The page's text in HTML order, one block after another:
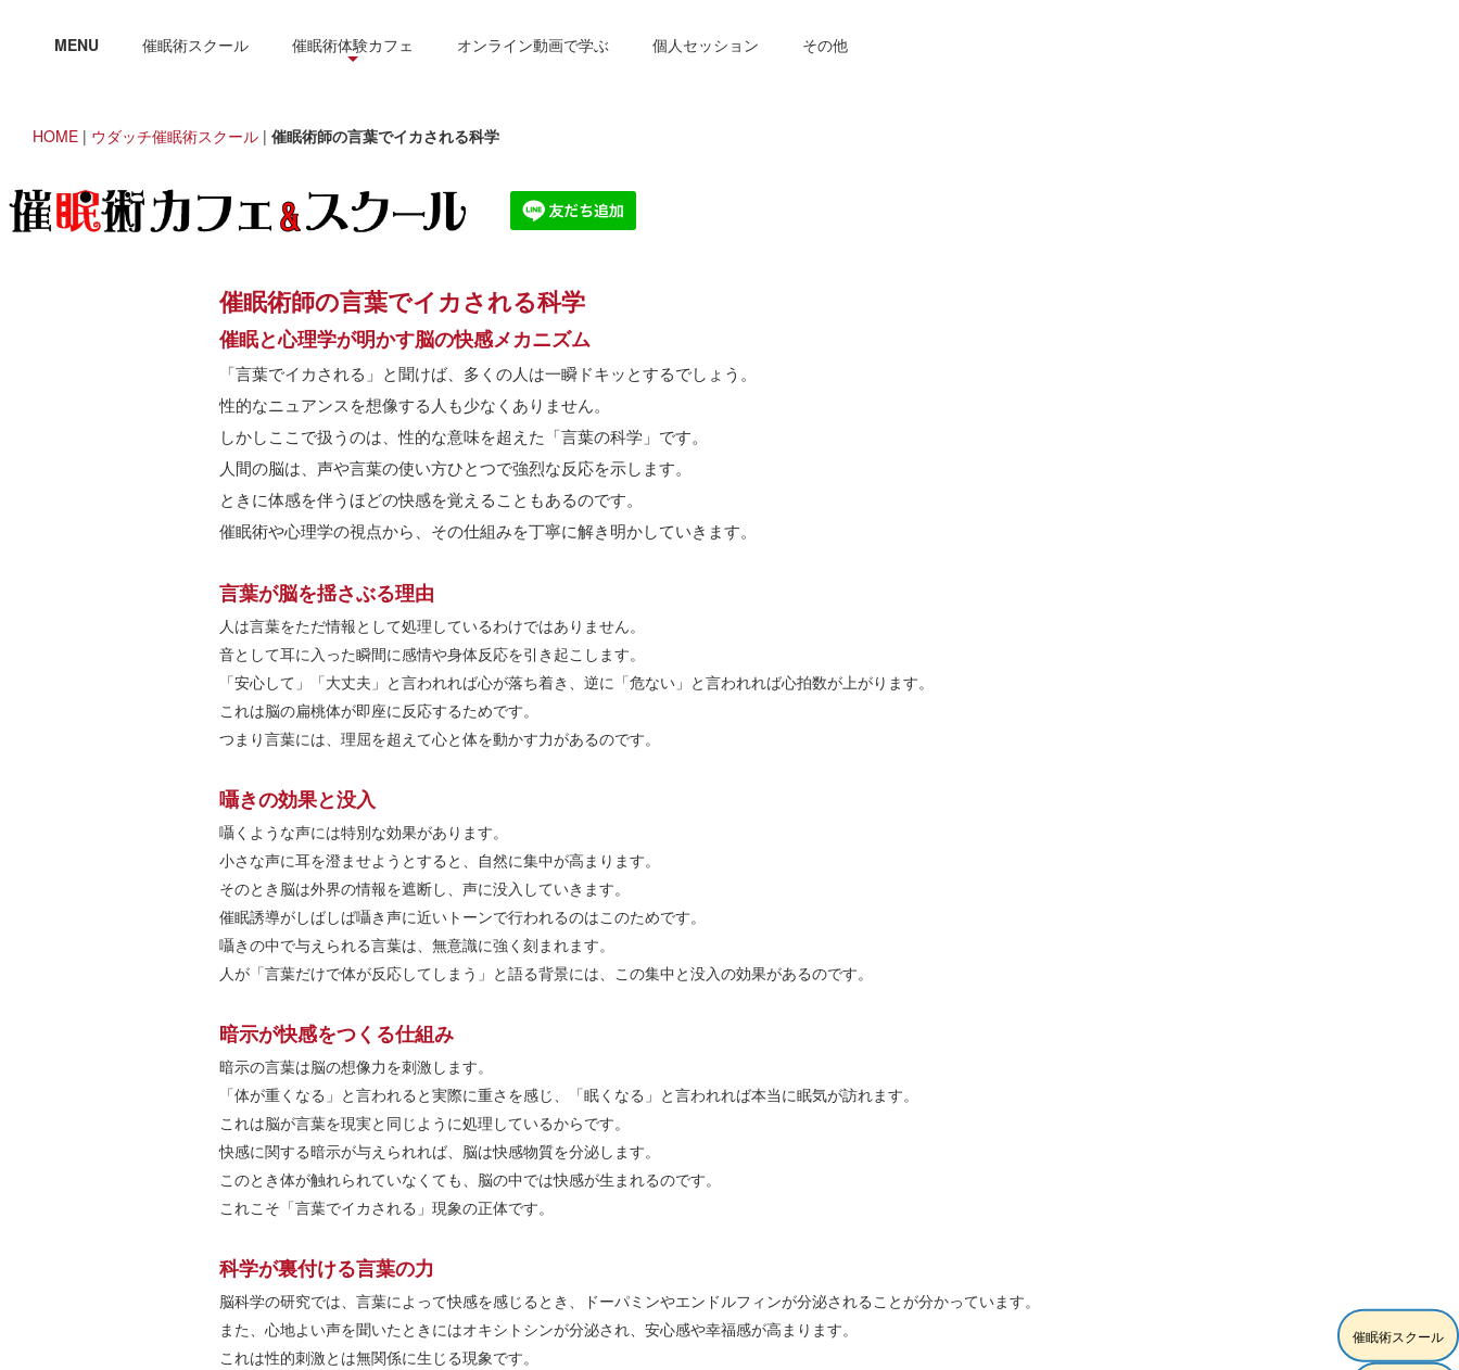
MENU 催眠術スクール 催眠術体験カフェ オンライン動画で学ぶ 個人セッション その他
HOME | ウダッチ催眠術スクール | 催眠術師の言葉でイカされる科学
催眠術師の言葉でイカされる科学
催眠と心理学が明かす脳の快感メカニズム
「言葉でイカされる」と聞けば、多くの人は一瞬ドキッとするでしょう。
性的なニュアンスを想像する人も少なくありません。
しかしここで扱うのは、性的な意味を超えた「言葉の科学」です。
人間の脳は、声や言葉の使い方ひとつで強烈な反応を示します。
ときに体感を伴うほどの快感を覚えることもあるのです。
催眠術や心理学の視点から、その仕組みを丁寧に解き明かしていきます。
言葉が脳を揺さぶる理由
人は言葉をただ情報として処理しているわけではありません。
音として耳に入った瞬間に感情や身体反応を引き起こします。
「安心して」「大丈夫」と言われれば心が落ち着き、逆に「危ない」と言われれば心拍数が上がります。
これは脳の扁桃体が即座に反応するためです。
つまり言葉には、理屈を超えて心と体を動かす力があるのです。
囁きの効果と没入
囁くような声には特別な効果があります。
小さな声に耳を澄ませようとすると、自然に集中が高まります。
そのとき脳は外界の情報を遮断し、声に没入していきます。
催眠誘導がしばしば囁き声に近いトーンで行われるのはこのためです。
囁きの中で与えられる言葉は、無意識に強く刻まれます。
人が「言葉だけで体が反応してしまう」と語る背景には、この集中と没入の効果があるのです。
暗示が快感をつくる仕組み
暗示の言葉は脳の想像力を刺激します。
「体が重くなる」と言われると実際に重さを感じ、「眠くなる」と言われれば本当に眠気が訪れます。
これは脳が言葉を現実と同じように処理しているからです。
快感に関する暗示が与えられれば、脳は快感物質を分泌します。
このとき体が触れられていなくても、脳の中では快感が生まれるのです。
これこそ「言葉でイカされる」現象の正体です。
科学が裏付ける言葉の力
脳科学の研究では、言葉によって快感を感じるとき、ドーパミンやエンドルフィンが分泌されることが分かっています。
また、心地よい声を聞いたときにはオキシトシンが分泌され、安心感や幸福感が高まります。
これは性的刺激とは無関係に生じる現象です。
催眠術スクール